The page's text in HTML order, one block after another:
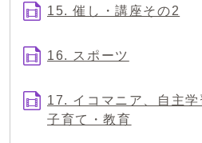
15. 催し・講座その2
16. スポーツ
17. イコマニア、自主学
子育て・教育